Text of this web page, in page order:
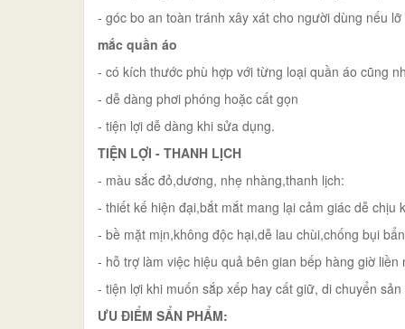
- góc bo an toàn tránh xây xát cho người dùng nếu lỡ
mắc quần áo
- có kích thước phù hợp với từng loại quần áo cũng
- dễ dàng phơi phóng hoặc cất gọn
- tiện lợi dễ dàng khi sửa dụng.
TIỆN LỢI - THANH LỊCH
- màu sắc đỏ,dương, nhẹ nhàng,thanh lịch:
- thiết kế hiện đại,bắt mắt mang lại cảm giác dễ chịu
- bề mặt mịn,không độc hại,dễ lau chùi,chống bụi
- hỗ trợ làm việc hiệu quả bên gian bếp hàng giờ
- tiện lợi khi muốn sắp xếp hay cất giữ, di chuyển sản
ƯU ĐIỂM SẨN PHẨM: